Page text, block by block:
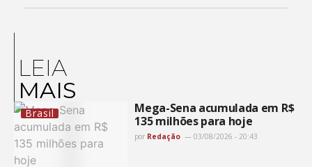
LEIA
MAIS
Brasil
Mega-Sena acumulada em R$
135 milhões para hoje
por Redação 03/08/2026 - 20:43